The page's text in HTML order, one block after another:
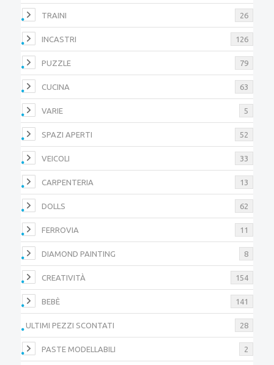
TRAINI 26
INCASTRI 126
PUZZLE 79
CUCINA 63
VARIE 5
SPAZI APERTI 52
VEICOLI 33
CARPENTERIA 13
DOLLS 62
FERROVIA 11
DIAMOND PAINTING 8
CREATIVITÀ 154
BEBÈ 141
ULTIMI PEZZI SCONTATI 28
PASTE MODELLABILI 2